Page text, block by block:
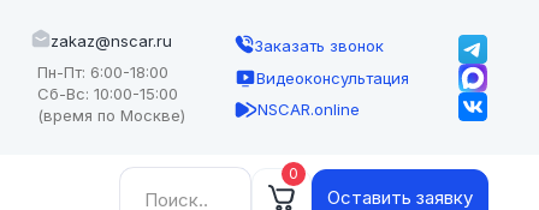
zakaz@nscar.ru
Пн-Пт: 6:00-18:00
Сб-Вс: 10:00-15:00
(время по Москве)
Заказать звонок
Видеоконсультация
NSCAR.online
Найти: 0
Оставить заявку